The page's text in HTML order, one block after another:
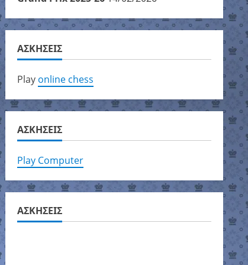
ΑΣΚΗΣΕΙΣ
Play online chess
ΑΣΚΗΣΕΙΣ
Play Computer
ΑΣΚΗΣΕΙΣ